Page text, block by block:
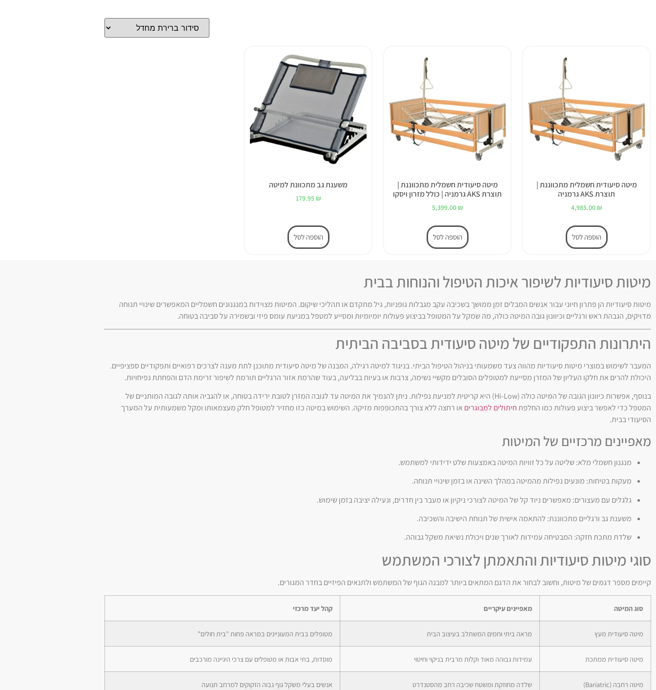
מיטה סיעודית חשמלית מתכווננת |
תוצרת AKS גרמניה
4,985.00 ₪
הוספה לסל
מיטה סיעודית חשמלית מתכווננת |
תוצרת AKS גרמניה | כולל מזרון ויסקו
5,399.00 ₪
הוספה לסל
משענת גב מתכוונת למיטה
179.95 ₪
הוספה לסל
מיטות סיעודיות לשיפור איכות הטיפול והנוחות בבית
מיטות סיעודיות הן פתרון חיוני עבור אנשים המבלים זמן ממושך בשכיבה עקב מגבלות גופניות, גיל מתקדם או תהליכי שיקום. המיטות מצוידות במנגנונים חשמליים המאפשרים שינויי תנוחה
מדויקים, הגבהת ראש ורגליים וכיוונון גובה המיטה כולה, מה שמקל על המטופל בביצוע פעולות יומיומיות ומסייע למטפל במניעת עומס פיזי ובשמירה על סביבה בטוחה.
היתרונות התפקודיים של מיטה סיעודית בסביבה הביתית
המעבר לשימוש במוצרי מיטות סיעודיות מהווה צעד משמעותי בניהול הטיפול הביתי. בניגוד למיטה רגילה, המבנה של מיטה סיעודית מתוכנן לתת מענה לצרכים רפואיים ותפקודיים ספציפיים.
היכולת להרים את חלקו העליון של המזרן מסייעת למטופלים הסובלים מקשיי נשימה, צרבות או בעיות בבליעה, בעוד שהרמת אזור הרגליים תורמת לשיפור זרימת הדם והפחתת נפיחויות.
בנוסף, אפשרות כיוונון הגובה של המיטה כולה (Hi-Low) היא קריטית למניעת נפילות. ניתן להנמיך את המיטה עד לגובה המזרן לטובת ירידה בטוחה, או להגביה אותה לגובה המותניים של
המטפל כדי לאפשר ביצוע פעולות כמו החלפתחיתולים למבוגרים או רחצה ללא צורך בהתכופפות מזיקה. השימוש במיטה כזו מחזיר למטופל חלק מעצמאותו ומקל משמעותית על המערך
הסיעודי בבית.
מאפיינים מרכזיים של המיטות
מנגנון חשמלי מלא: שליטה על כל זוויות המיטה באמצעות שלט ידידותי למשתמש.
מעקות בטיחות: מונעים נפילות מהמיטה במהלך השינה או בזמן שינויי תנוחה.
גלגלים עם מעצורים: מאפשרים ניוד קל של המיטה לצורכי ניקיון או מעבר בין חדרים, ונעילה יציבה בזמן שימוש.
משענת גב ורגליים מתכווננת: להתאמה אישית של תנוחת הישיבה והשכיבה.
שלדת מתכת חזקה: המבטיחה עמידות לאורך שנים ויכולת נשיאת משקל גבוהה.
סוגי מיטות סיעודיות והתאמתן לצורכי המשתמש
קיימים מספר דגמים של מיטות, וחשוב לבחור את הדגם המתאים ביותר למבנה הגוף של המשתמש ולתנאים הפיזיים בחדר המגורים.
סוג המיטה מאפיינים עיקריים קהל יעד מרכזי
מיטה סיעודית מעץ מראה ביתי וחמים המשתלב בעיצוב הבית מטופלים בבית המעוניינים במראה פחות "בית חולים"
מיטה סיעודית ממתכת עמידות גבוהה מאוד וקלות מרבית בניקוי וחיטוי מוסדות, בתי אבות או מטופלים עם צרכי היגיינה מורכבים
מיטה רחבה (Bariatric) שלדה מחוזקת ומשטח שכיבה רחב מהסטנדרט אנשים בעלי משקל גוף גבוה הזקוקים למרחב תנועה